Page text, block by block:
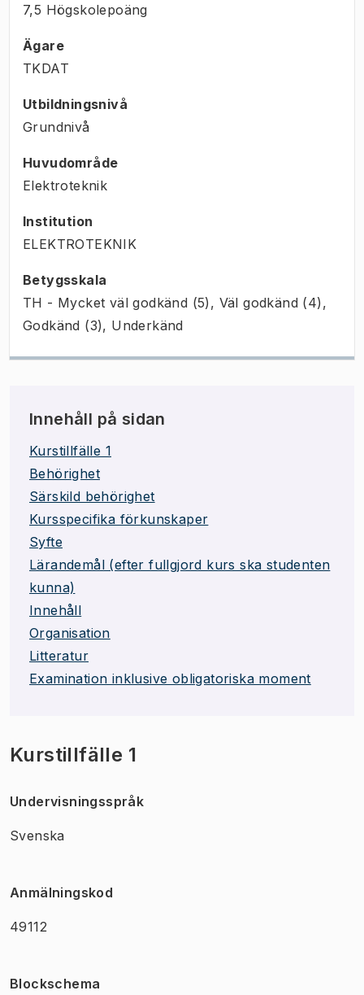
7,5 Högskolepoäng
Ägare
TKDAT
Utbildningsnivå
Grundnivå
Huvudområde
Elektroteknik
Institution
ELEKTROTEKNIK
Betygsskala
TH - Mycket väl godkänd (5), Väl godkänd (4),
Godkänd (3), Underkänd
Innehåll på sidan
Kurstillfälle 1
Behörighet
Särskild behörighet
Kursspecifika förkunskaper
Syfte
Lärandemål (efter fullgjord kurs ska studenten
kunna)
Innehåll
Organisation
Litteratur
Examination inklusive obligatoriska moment
Kurstillfälle 1
Undervisningsspråk
Svenska
Anmälningskod
49112
Blockschema